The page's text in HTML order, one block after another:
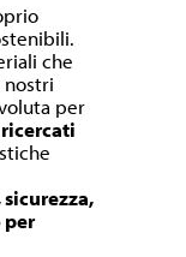
che
nostri
per
per